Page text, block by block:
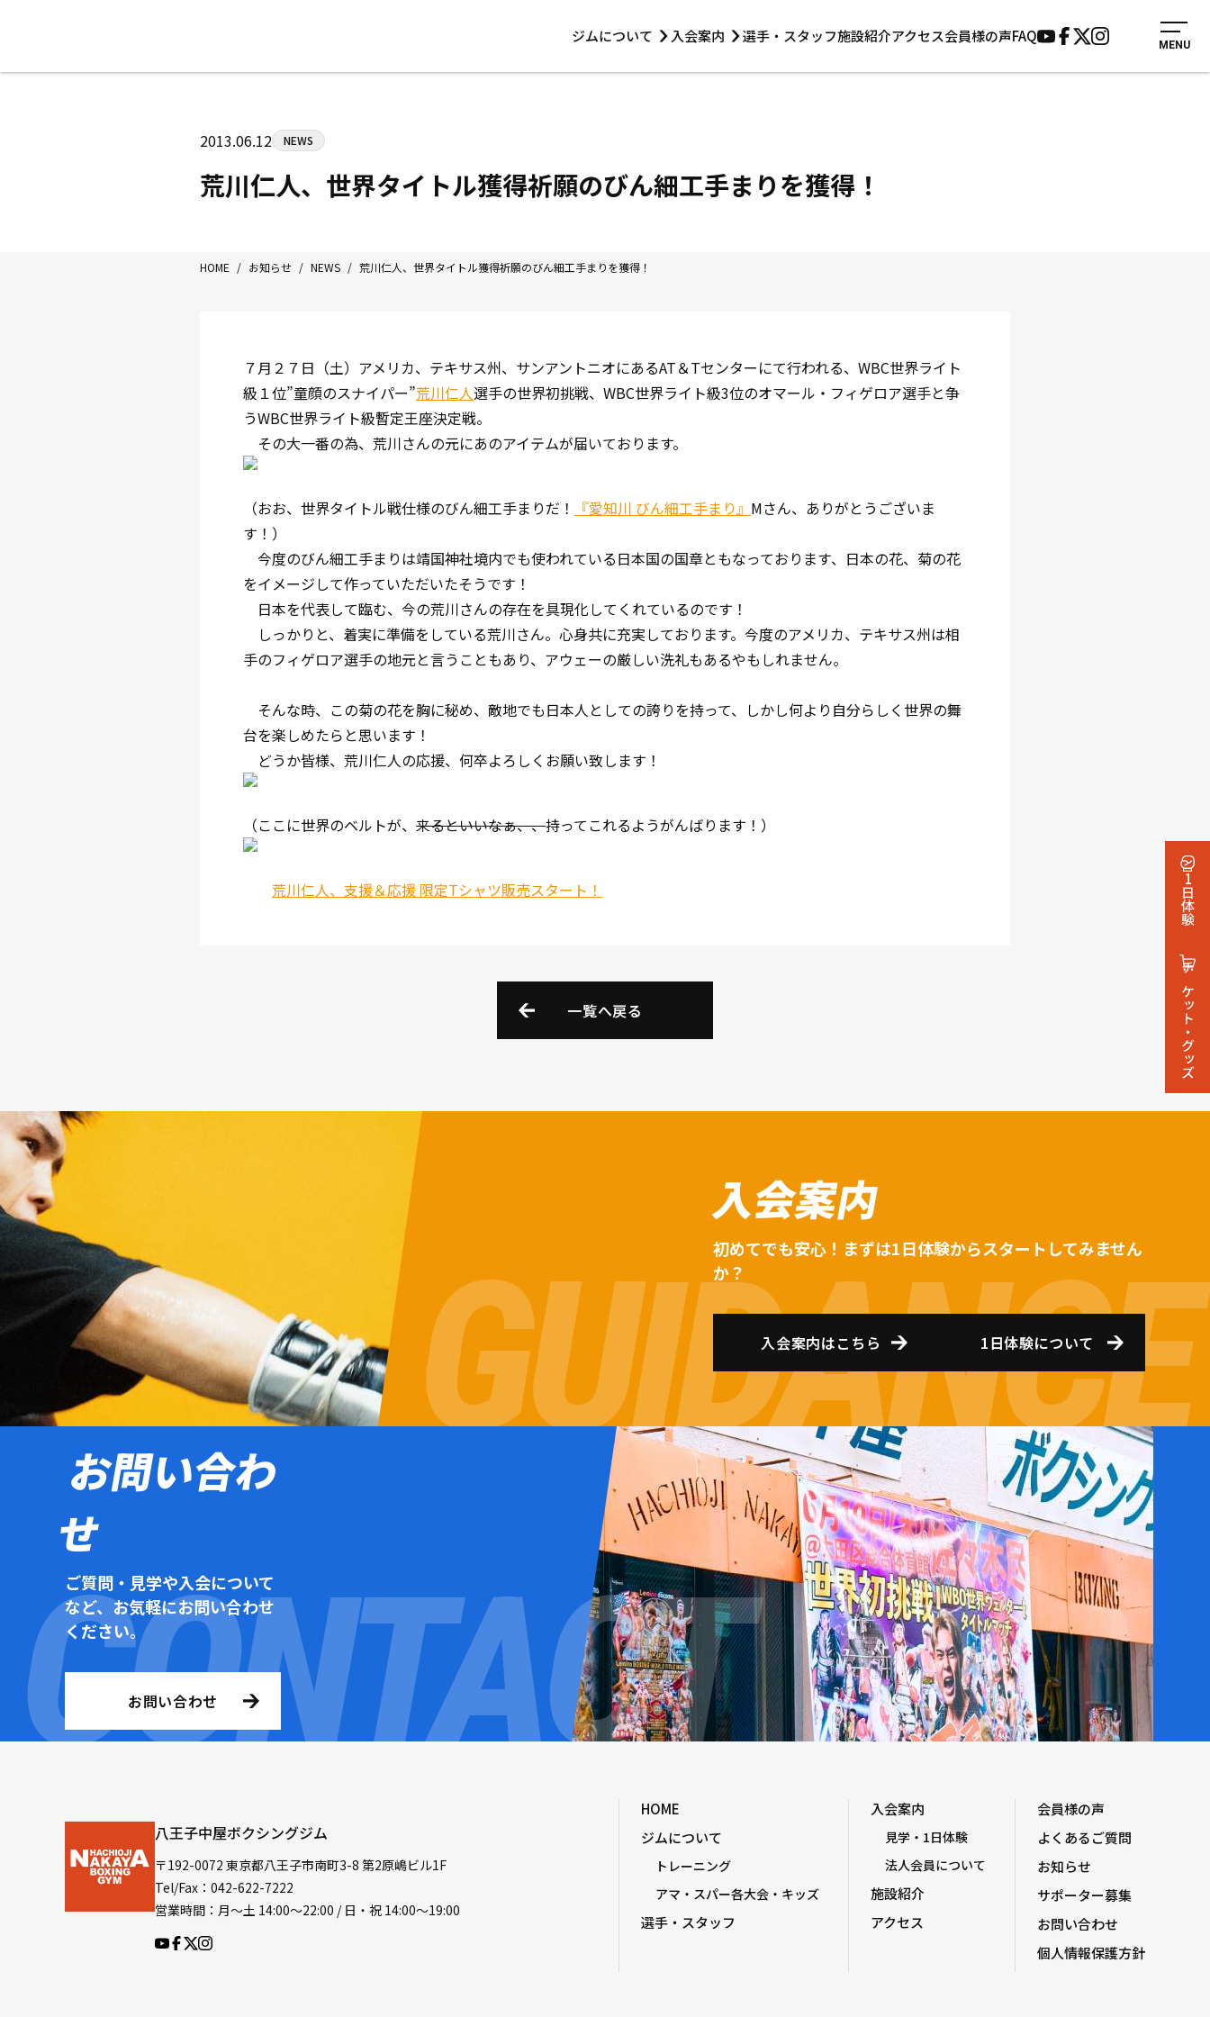
1日体験
チケット・グッズ
ジムについて 入会案内 選手・スタッフ施設紹介アクセス会員様の声FAQ MENU
Tel/Fax：042-622-7222
選手・スタッフ
アクセス
2013.06.12 NEWS
荒川仁人、世界タイトル獲得祈願のびん細工手まりを獲得！
HOME / お知らせ / NEWS / 荒川仁人、世界タイトル獲得祈願のびん細工手まりを獲得！
７月２７日（土）アメリカ、テキサス州、サンアントニオにあるAT＆Tセンターにて行われる、WBC世界ライト
級１位”童顔のスナイパー”荒川仁人選手の世界初挑戦、WBC世界ライト級3位のオマール・フィゲロア選手と争
うWBC世界ライト級暫定王座決定戦。
その大一番の為、荒川さんの元にあのアイテムが届いております。
（おお、世界タイトル戦仕様のびん細工手まりだ！ 『愛知川 びん細工手まり』 Mさん、ありがとうございま
す！）
今度のびん細工手まりは靖国神社境内でも使われている日本国の国章ともなっております、日本の花、菊の花
をイメージして作っていただいたそうです！
日本を代表して臨む、今の荒川さんの存在を具現化してくれているのです！
しっかりと、着実に準備をしている荒川さん。心身共に充実しております。今度のアメリカ、テキサス州は相
手のフィゲロア選手の地元と言うこともあり、アウェーの厳しい洗礼もあるやもしれません。
そんな時、この菊の花を胸に秘め、敵地でも日本人としての誇りを持って、しかし何より自分らしく世界の舞
台を楽しめたらと思います！
どうか皆様、荒川仁人の応援、何卒よろしくお願い致します！
（ここに世界のベルトが、 来るといいなぁ、、持ってこれるようがんばります！）
荒川仁人、支援＆応援 限定Tシャツ販売スタート！
一覧へ戻る
入会案内
初めてでも安心！まずは1日体験からスタートしてみません
か？
入会案内はこちら 1日体験について
お問い合わ
せ
ご質問・見学や入会について
など、お気軽にお問い合わせ
ください。
お問い合わせ
八王子中屋ボクシングジム
〒192-0072 東京都八王子市南町3-8 第2原嶋ビル1F
Tel/Fax：042-622-7222
営業時間：月〜土 14:00〜22:00 / 日・祝 14:00〜19:00
HOME
ジムについて
トレーニング
アマ・スパー各大会・キッズ
選手・スタッフ
入会案内
見学・1日体験
法人会員について
施設紹介
アクセス
会員様の声
よくあるご質問
お知らせ
サポーター募集
お問い合わせ
個人情報保護方針